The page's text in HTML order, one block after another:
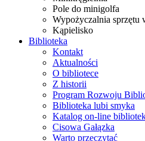
Pole do minigolfa
Wypożyczalnia sprzętu
Kąpielisko
Biblioteka
Kontakt
Aktualności
O bibliotece
Z historii
Program Rozwoju
Biblioteka lubi smyka
Katalog on-line
Cisowa Gałązka
Warto przeczytać